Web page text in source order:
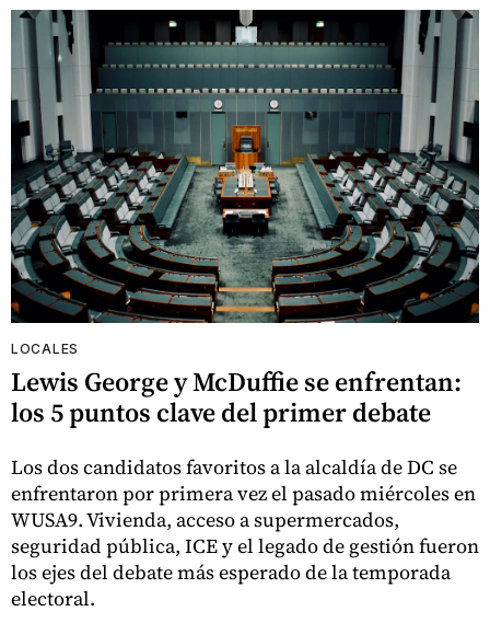
LOCALES
Lewis George y McDuffie se enfrentan:
los 5 puntos clave del primer debate
Los dos candidatos favoritos a la alcaldía de DC se
enfrentaron por primera vez el pasado miércoles en
WUSA9. Vivienda, acceso a supermercados,
seguridad pública, ICE y el legado de gestión fueron
los ejes del debate más esperado de la temporada
electoral.